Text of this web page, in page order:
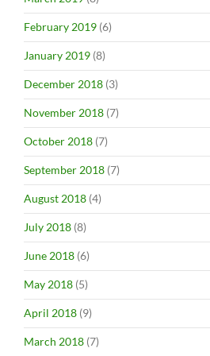
February 2019 (6)
January 2019 (8)
December 2018 (3)
November 2018 (7)
October 2018 (7)
September 2018 (7)
August 2018 (4)
July 2018 (8)
June 2018 (6)
May 2018 (5)
April 2018 (9)
March 2018 (7)